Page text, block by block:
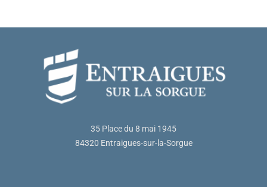
35 Place du 8 mai 1945
84320 Entraigues-sur-la-Sorgue